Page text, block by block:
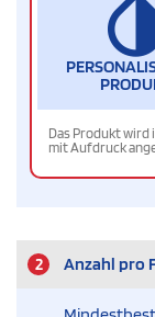
Das Produkt wird
mit Aufdruck
2 Anzahl pro